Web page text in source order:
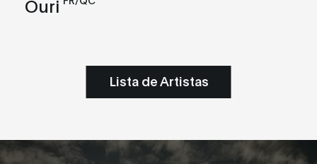
Ouri
Lista de Artistas